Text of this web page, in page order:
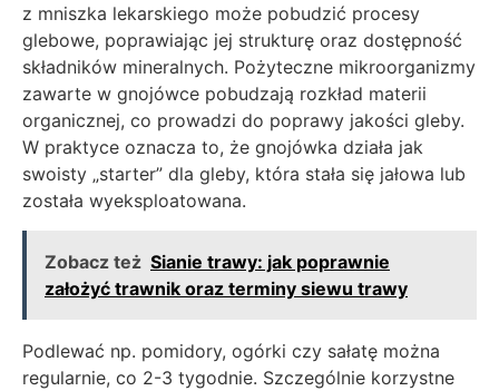
z mniszka lekarskiego może pobudzić procesy
glebowe, poprawiając jej strukturę oraz dostępność
składników mineralnych. Pożyteczne mikroorganizmy
zawarte w gnojówce pobudzają rozkład materii
organicznej, co prowadzi do poprawy jakości gleby.
W praktyce oznacza to, że gnojówka działa jak
swoisty „starter” dla gleby, która stała się jałowa lub
została wyeksploatowana.
Zobacz też Sianie trawy: jak poprawnie
założyć trawnik oraz terminy siewu trawy
Podlewać np. pomidory, ogórki czy sałatę można
regularnie, co 2-3 tygodnie. Szczególnie korzystne